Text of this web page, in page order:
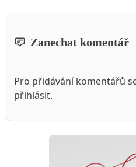
Zanechat komentář
Pro přidávání komentářů
přihlásit.